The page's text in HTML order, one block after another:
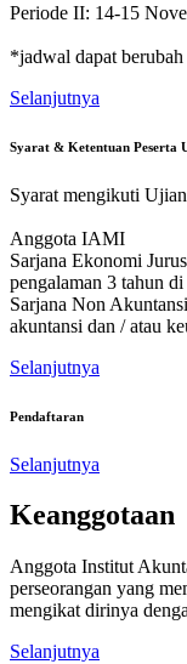
Periode II: 14-15
*jadwal dapat
Selanjutnya
Syarat & Ketentuan Peserta
Syarat mengikuti
Anggota IAMI
Sarjana Ekonomi
pengalaman 3 tahun
Sarjana Non
akuntansi dan / atau
Selanjutnya
Pendaftaran
Selanjutnya
Keanggotaan
Anggota Institut
perseorangan yang
mengikat dirinya
Selanjutnya